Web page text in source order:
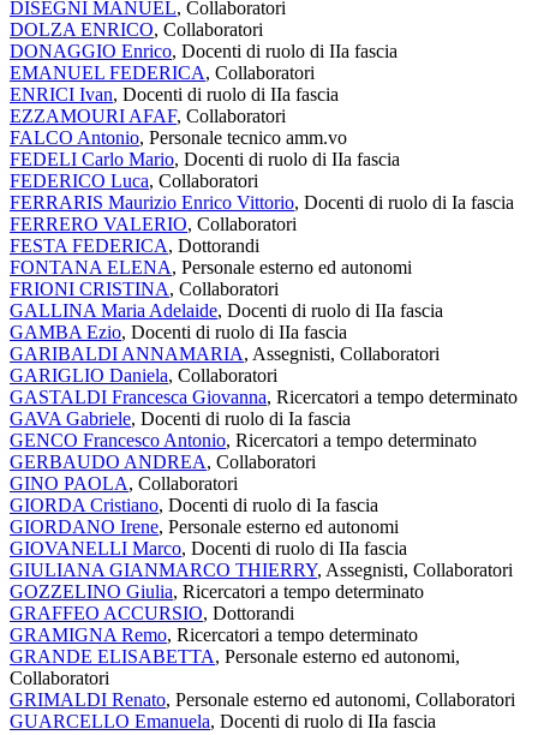
DISEGNI MANUEL, Collaboratori
DOLZA ENRICO, Collaboratori
DONAGGIO Enrico, Docenti di ruolo di IIa fascia
EMANUEL FEDERICA, Collaboratori
ENRICI Ivan, Docenti di ruolo di IIa fascia
EZZAMOURI AFAF, Collaboratori
FALCO Antonio, Personale tecnico amm.vo
FEDELI Carlo Mario, Docenti di ruolo di IIa fascia
FEDERICO Luca, Collaboratori
FERRARIS Maurizio Enrico Vittorio, Docenti di ruolo di Ia fascia
FERRERO VALERIO, Collaboratori
FESTA FEDERICA, Dottorandi
FONTANA ELENA, Personale esterno ed autonomi
FRIONI CRISTINA, Collaboratori
GALLINA Maria Adelaide, Docenti di ruolo di IIa fascia
GAMBA Ezio, Docenti di ruolo di IIa fascia
GARIBALDI ANNAMARIA, Assegnisti, Collaboratori
GARIGLIO Daniela, Collaboratori
GASTALDI Francesca Giovanna, Ricercatori a tempo determinato
GAVA Gabriele, Docenti di ruolo di Ia fascia
GENCO Francesco Antonio, Ricercatori a tempo determinato
GERBAUDO ANDREA, Collaboratori
GINO PAOLA, Collaboratori
GIORDA Cristiano, Docenti di ruolo di Ia fascia
GIORDANO Irene, Personale esterno ed autonomi
GIOVANELLI Marco, Docenti di ruolo di IIa fascia
GIULIANA GIANMARCO THIERRY, Assegnisti, Collaboratori
GOZZELINO Giulia, Ricercatori a tempo determinato
GRAFFEO ACCURSIO, Dottorandi
GRAMIGNA Remo, Ricercatori a tempo determinato
GRANDE ELISABETTA, Personale esterno ed autonomi,
Collaboratori
GRIMALDI Renato, Personale esterno ed autonomi, Collaboratori
GUARCELLO Emanuela, Docenti di ruolo di IIa fascia